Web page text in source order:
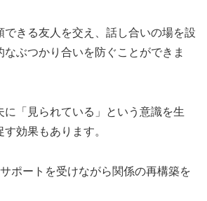
できる友人を交え、話し合いの場を設
なぶつかり合いを防ぐことができま
に「見られている」という意識を生
効果もあります。
ポートを受けながら関係の再構築を